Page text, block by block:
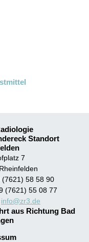
Standort
7
(7621) 58 58 90
(7621) 55 08 77
info@zr3.de
aus Richtung Bad